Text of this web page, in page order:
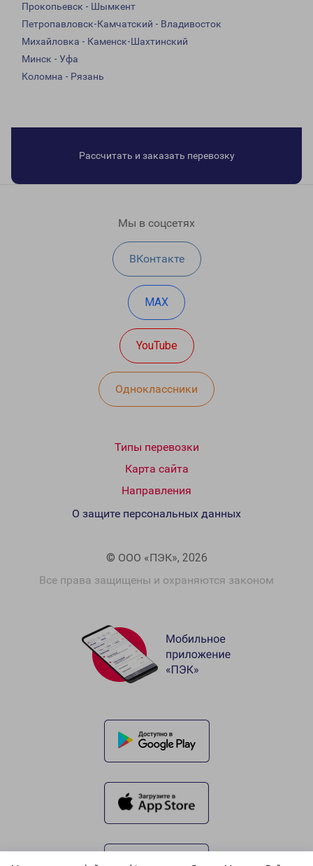
Прокопьевск - Шымкент
Петропавловск-Камчатский - Владивосток
Михайловка - Каменск-Шахтинский
Минск - Уфа
Коломна - Рязань
Рассчитать и заказать перевозку
Мы в соцсетях
ВКонтакте
MAX
YouTube
Одноклассники
Типы перевозки
Карта сайта
Направления
© ООО «ПЭК», 2026
Все права защищены и охраняются законом
О защите персональных данных